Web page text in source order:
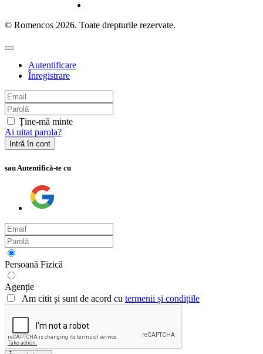
© Romencos 2026. Toate drepturile rezervate.
Autentificare
Înregistrare
Ține-mă minte
Ai uitat parola?
Intră în cont
sau Autentifică-te cu
Persoană Fizică
Agenție
Am citit și sunt de acord cu termenii și condițiile